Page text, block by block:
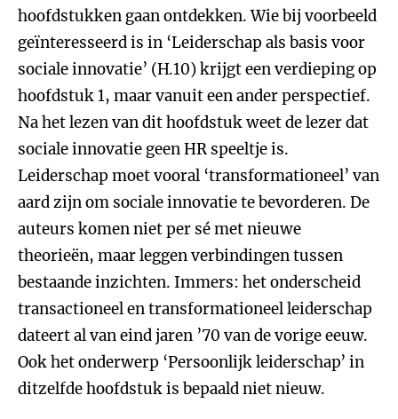
hoofdstukken gaan ontdekken. Wie bij voorbeeld
geïnteresseerd is in ‘Leiderschap als basis voor
sociale innovatie’ (H.10) krijgt een verdieping op
hoofdstuk 1, maar vanuit een ander perspectief.
Na het lezen van dit hoofdstuk weet de lezer dat
sociale innovatie geen HR speeltje is.
Leiderschap moet vooral ‘transformationeel’ van
aard zijn om sociale innovatie te bevorderen. De
auteurs komen niet per sé met nieuwe
theorieën, maar leggen verbindingen tussen
bestaande inzichten. Immers: het onderscheid
transactioneel en transformationeel leiderschap
dateert al van eind jaren ’70 van de vorige eeuw.
Ook het onderwerp ‘Persoonlijk leiderschap’ in
ditzelfde hoofdstuk is bepaald niet nieuw.